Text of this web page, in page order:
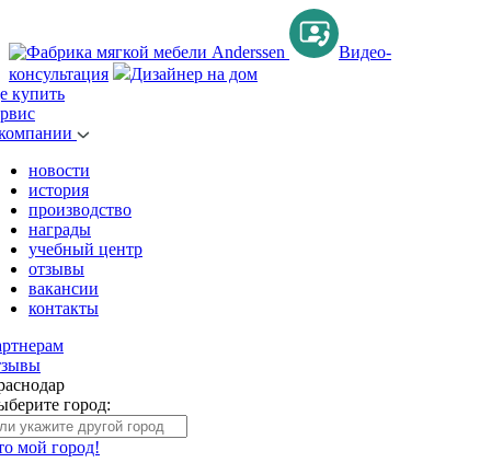
Видео-
консультация
Дизайнер на дом
купить
новости
история
производство
награды
учебный центр
отзывы
вакансии
контакты
город:
мой город!